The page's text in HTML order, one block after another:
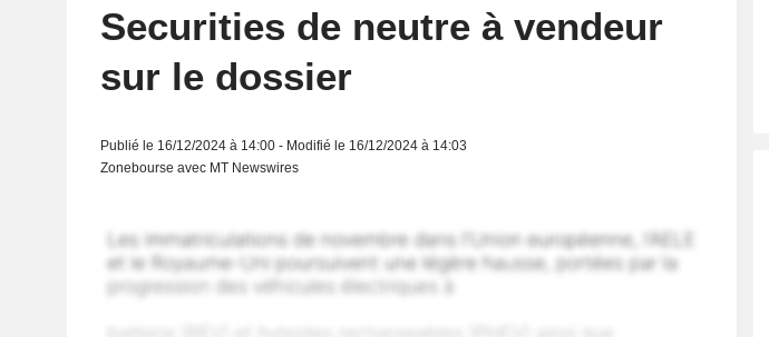
Securities de neutre à vendeur
sur le dossier
Publié le 16/12/2024 à 14:00 - Modifié le 16/12/2024 à 14:03
Zonebourse avec MT Newswires